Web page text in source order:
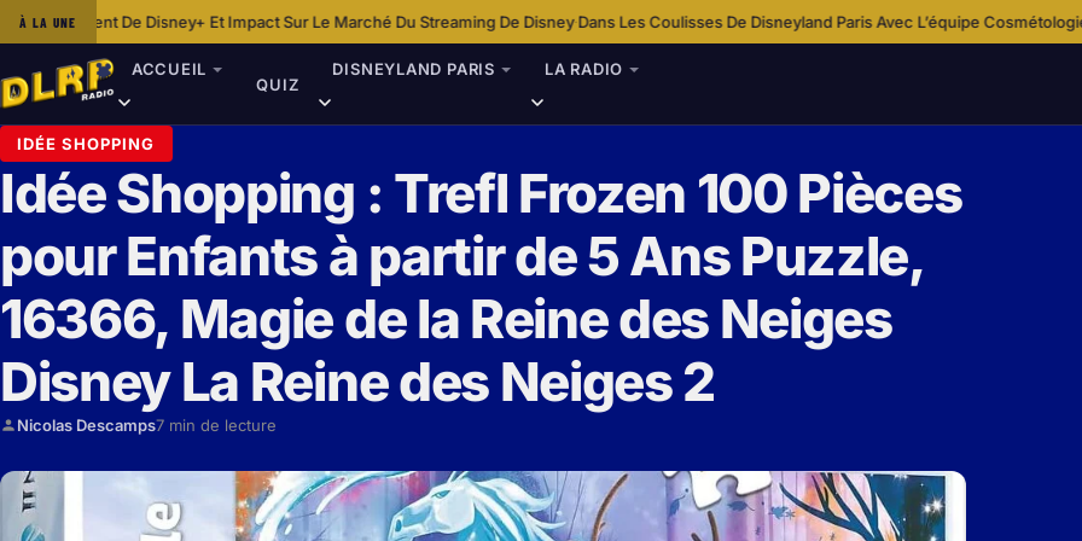
À LA UNE
Et Impact Sur Le Marché Du Streaming De Disney·Dans Les Coulisses De Disneyland Paris Avec L’équipe Cosmétologie ·Disney+ Enrichit Son
ACCUEIL
QUIZ
DISNEYLAND PARIS LA RADIO
IDÉE SHOPPING
Idée Shopping : Trefl Frozen 100 Pièces
pour Enfants à partir de 5 Ans Puzzle,
16366, Magie de la Reine des Neiges
Disney La Reine des Neiges 2
Nicolas Descamps7 min de lecture